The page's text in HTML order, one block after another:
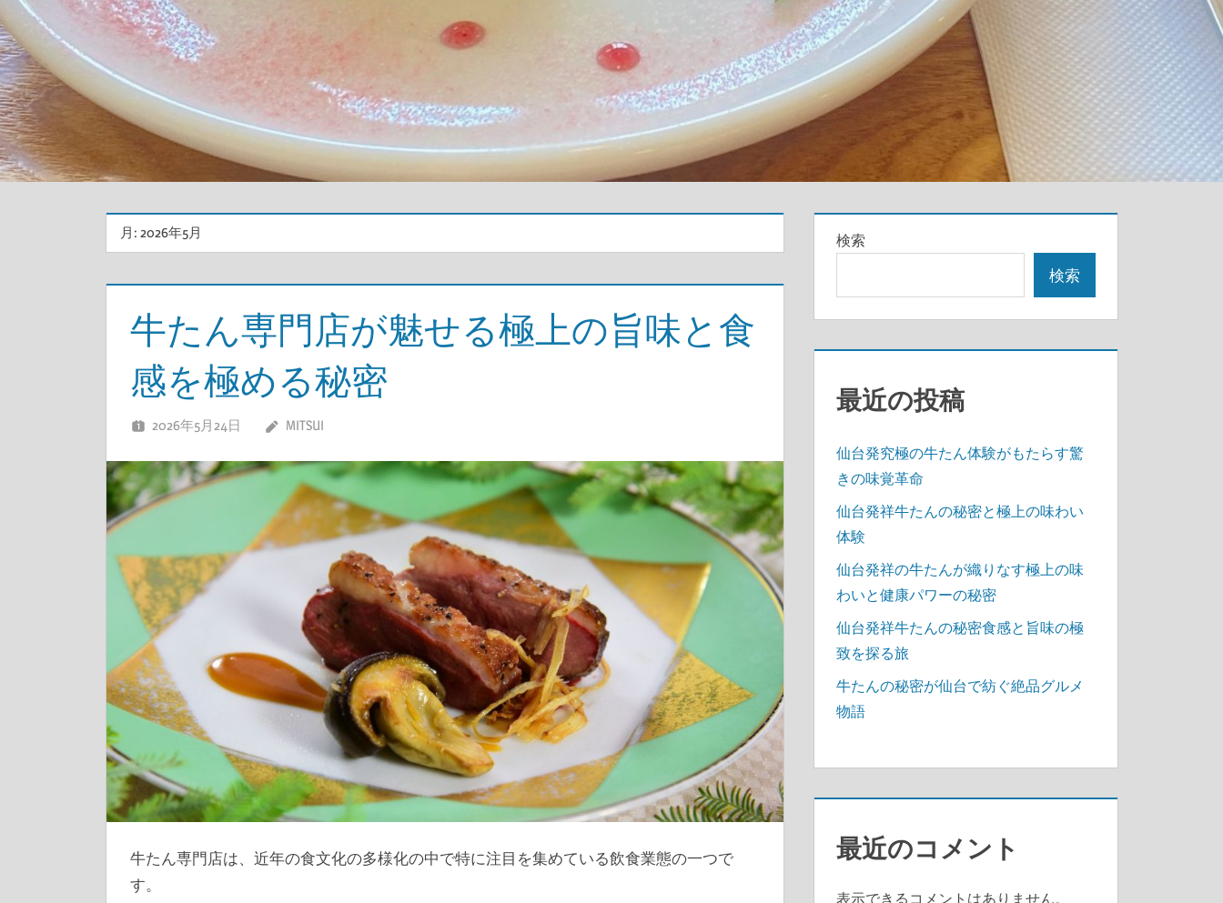
月: 2026年5月
牛たん専門店が魅せる極上の旨味と食
感を極める秘密
2026年5月24日 MITSUI
牛たん専門店は、近年の食文化の多様化の中で特に注目を集めている飲食業態の一つで
す。
検索
検索
最近の投稿
仙台発究極の牛たん体験がもたらす驚
きの味覚革命
仙台発祥牛たんの秘密と極上の味わい
体験
仙台発祥の牛たんが織りなす極上の味
わいと健康パワーの秘密
仙台発祥牛たんの秘密食感と旨味の極
致を探る旅
牛たんの秘密が仙台で紡ぐ絶品グルメ
物語
最近のコメント
表示できるコメントはありません。